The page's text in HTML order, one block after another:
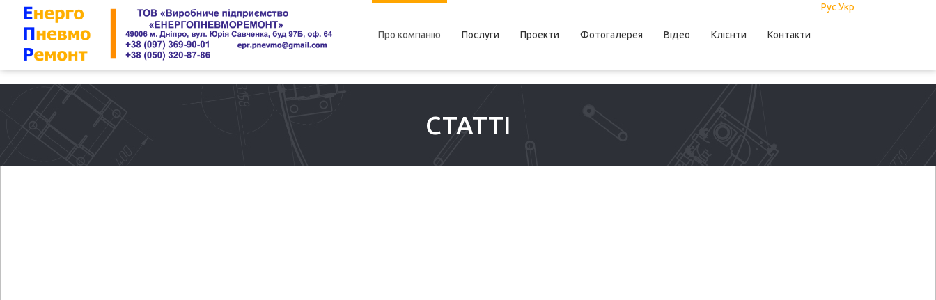
Про компанію Послуги Проекти Фотогалерея Відео Клієнти Контакти
Рус Укр
СТАТТІ